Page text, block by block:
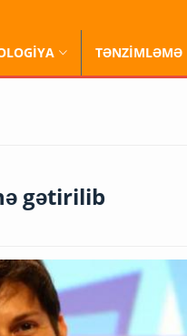
TƏNZİMLƏMƏ
gətirilib